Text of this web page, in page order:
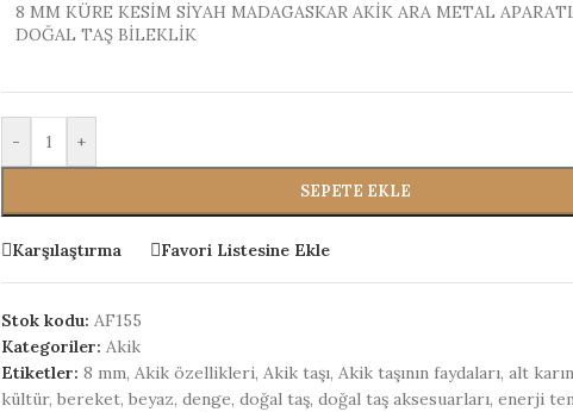
8 MM KÜRE KESİM SİYAH MADAGASKAR AKİK ARA METAL
DOĞAL TAŞ BİLEKLİK
- +
SEPETE EKLE
Karşılaştırma Favori Listesine Ekle
Stok kodu: AF155
Kategoriler: Akik
Etiketler: 8 mm, Akik özellikleri, Akik taşı, Akik taşının faydaları, alt
kültür, bereket, beyaz, denge, doğal taş, doğal taş aksesuarları, enerji